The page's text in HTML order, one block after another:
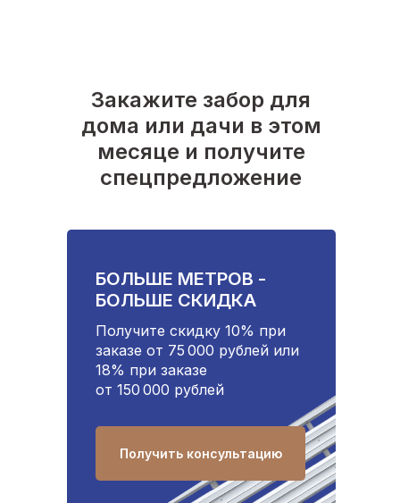
Закажите забор для
дома или дачи в этом
месяце и получите
спецпредложение
БОЛЬШЕ МЕТРОВ -
БОЛЬШЕ СКИДКА
Получите скидку 10% при
заказе от 75 000 рублей или
18% при заказе
от 150 000 рублей
Получить консультацию